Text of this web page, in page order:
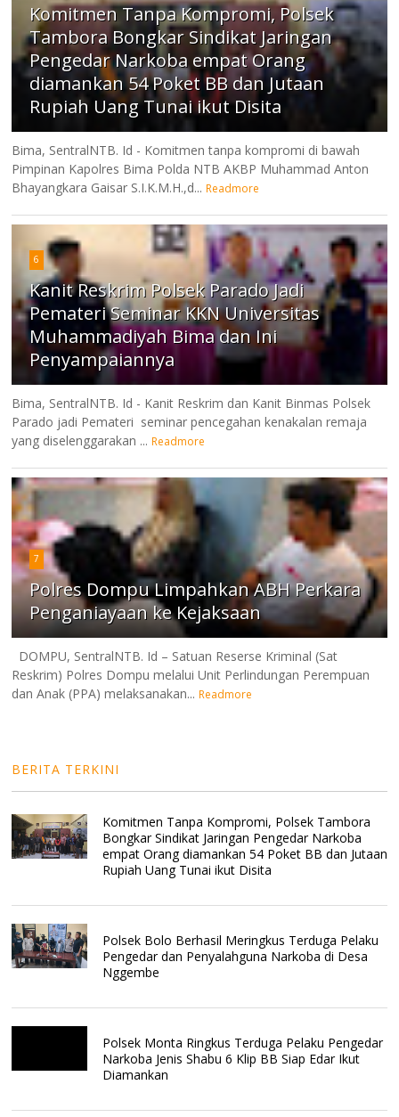
Komitmen Tanpa Kompromi, Polsek
Tambora Bongkar Sindikat Jaringan
Pengedar Narkoba empat Orang
diamankan 54 Poket BB dan Jutaan
Rupiah Uang Tunai ikut Disita
Bima, SentralNTB. Id - Komitmen tanpa kompromi di bawah
Pimpinan Kapolres Bima Polda NTB AKBP Muhammad Anton
Bhayangkara Gaisar S.I.K.M.H.,d... Readmore
6
Kanit Reskrim Polsek Parado Jadi
Pemateri Seminar KKN Universitas
Muhammadiyah Bima dan Ini
Penyampaiannya
Bima, SentralNTB. Id - Kanit Reskrim dan Kanit Binmas Polsek
Parado jadi Pemateri seminar pencegahan kenakalan remaja
yang diselenggarakan ... Readmore
7
Polres Dompu Limpahkan ABH Perkara
Penganiayaan ke Kejaksaan
DOMPU, SentralNTB. Id – Satuan Reserse Kriminal (Sat
Reskrim) Polres Dompu melalui Unit Perlindungan Perempuan
dan Anak (PPA) melaksanakan... Readmore
BERITA TERKINI
Komitmen Tanpa Kompromi, Polsek Tambora
Bongkar Sindikat Jaringan Pengedar Narkoba
empat Orang diamankan 54 Poket BB dan Jutaan
Rupiah Uang Tunai ikut Disita
Polsek Bolo Berhasil Meringkus Terduga Pelaku
Pengedar dan Penyalahguna Narkoba di Desa
Nggembe
Polsek Monta Ringkus Terduga Pelaku Pengedar
Narkoba Jenis Shabu 6 Klip BB Siap Edar Ikut
Diamankan